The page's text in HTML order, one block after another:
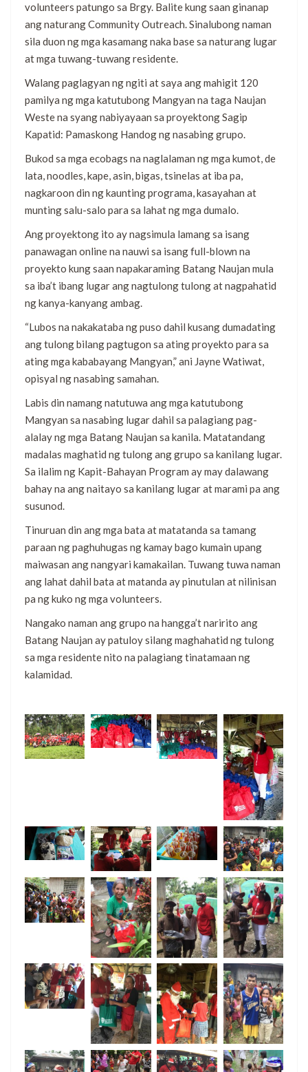
volunteers patungo sa Brgy. Balite kung saan ginanap
ang naturang Community Outreach. Sinalubong naman
sila duon ng mga kasamang naka base sa naturang lugar
at mga tuwang-tuwang residente.
Walang paglagyan ng ngiti at saya ang mahigit 120
pamilya ng mga katutubong Mangyan na taga Naujan
Weste na syang nabiyayaan sa proyektong Sagip
Kapatid: Pamaskong Handog ng nasabing grupo.
Bukod sa mga ecobags na naglalaman ng mga kumot, de
lata, noodles, kape, asin, bigas, tsinelas at iba pa,
nagkaroon din ng kaunting programa, kasayahan at
munting salu-salo para sa lahat ng mga dumalo.
Ang proyektong ito ay nagsimula lamang sa isang
panawagan online na nauwi sa isang full-blown na
proyekto kung saan napakaraming Batang Naujan mula
sa iba’t ibang lugar ang nagtulong tulong at nagpahatid
ng kanya-kanyang ambag.
“Lubos na nakakataba ng puso dahil kusang dumadating
ang tulong bilang pagtugon sa ating proyekto para sa
ating mga kababayang Mangyan,” ani Jayne Watiwat,
opisyal ng nasabing samahan.
Labis din namang natutuwa ang mga katutubong
Mangyan sa nasabing lugar dahil sa palagiang pag-
alalay ng mga Batang Naujan sa kanila. Matatandang
madalas maghatid ng tulong ang grupo sa kanilang lugar.
Sa ilalim ng Kapit-Bahayan Program ay may dalawang
bahay na ang naitayo sa kanilang lugar at marami pa ang
susunod.
Tinuruan din ang mga bata at matatanda sa tamang
paraan ng paghuhugas ng kamay bago kumain upang
maiwasan ang nangyari kamakailan. Tuwang tuwa naman
ang lahat dahil bata at matanda ay pinutulan at nilinisan
pa ng kuko ng mga volunteers.
Nangako naman ang grupo na hangga’t naririto ang
Batang Naujan ay patuloy silang maghahatid ng tulong
sa mga residente nito na palagiang tinatamaan ng
kalamidad.